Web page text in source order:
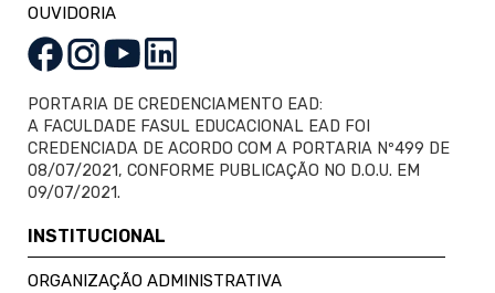
OUVIDORIA
PORTARIA DE CREDENCIAMENTO EAD:
A FACULDADE FASUL EDUCACIONAL EAD FOI
CREDENCIADA DE ACORDO COM A PORTARIA Nº499 DE
08/07/2021, CONFORME PUBLICAÇÃO NO D.O.U. EM
09/07/2021.
INSTITUCIONAL
ORGANIZAÇÃO ADMINISTRATIVA